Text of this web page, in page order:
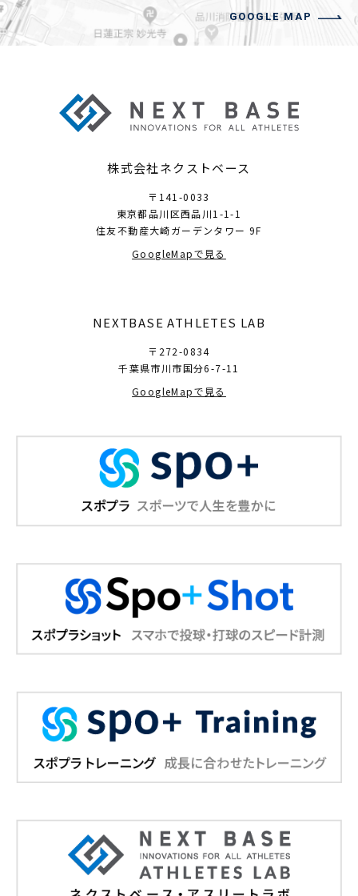
GOOGLE MAP
株式会社ネクストベース
〒141-0033
東京都品川区西品川1-1-1
住友不動産大崎ガーデンタワー 9F
GoogleMapで見る
NEXTBASE ATHLETES LAB
〒272-0834
千葉県市川市国分6-7-11
GoogleMapで見る